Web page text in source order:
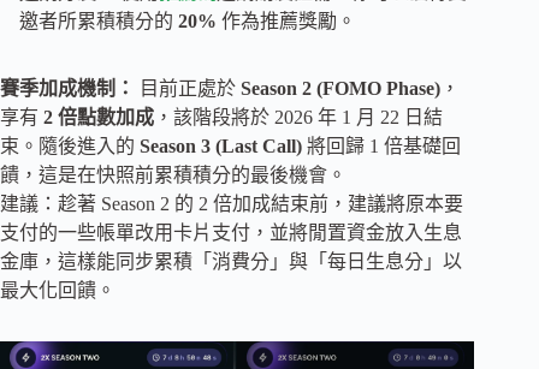
邀者所累積積分的 20% 作為推薦獎勵。
賽季加成機制： 目前正處於 Season 2 (FOMO Phase) ，
享有 2 倍點數加成 ，該階段將於 2026 年 1 月 22 日結
束。隨後進入的 Season 3 (Last Call) 將回歸 1 倍基礎回
饋，這是在快照前累積積分的最後機會。
建議：趁著 Season 2 的 2 倍加成結束前，建議將原本要
支付的一些帳單改用卡片支付，並將閒置資金放入生息
金庫，這樣能同步累積「消費分」與「每日生息分」以
最大化回饋。